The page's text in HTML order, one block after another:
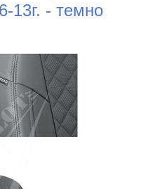
13г. - темно